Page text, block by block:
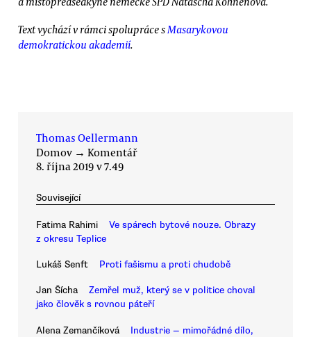
Text vychází v rámci spolupráce s Masarykovou
demokratickou akademií.
Thomas Oellermann
Domov → Komentář
8. října 2019 v 7.49
Související
Fatima Rahimi
Ve spárech bytové nouze. Obrazy
z okresu Teplice
Lukáš Senft Proti fašismu a proti chudobě
Jan Šícha
Zemřel muž, který se v politice choval
jako člověk s rovnou páteří
Alena Zemančíková
Industrie — mimořádné dílo,